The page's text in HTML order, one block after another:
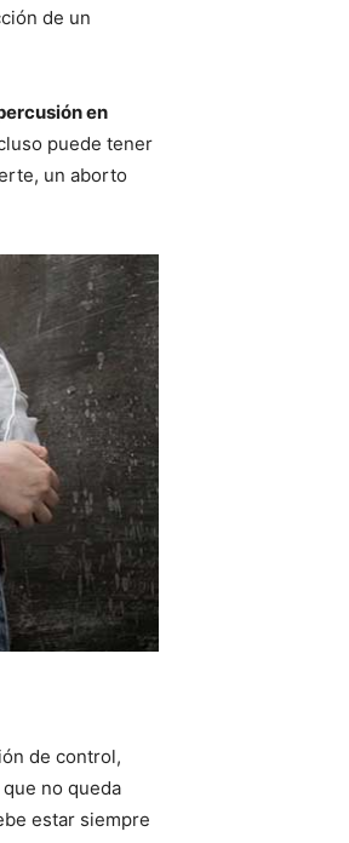
de un
en
puede tener
un aborto
de control,
no queda
estar siempre